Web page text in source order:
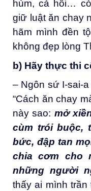
hùm, cá hồi…
giữ luật ăn chay
hãm mình đền
không đẹp lòng
b) Hãy thực thi
– Ngôn sứ I-sai-
“Cách ăn chay
này sao: mở
cùm trói buộc,
bức, đập tan
chia cơm cho
những người
thấy ai mình trần